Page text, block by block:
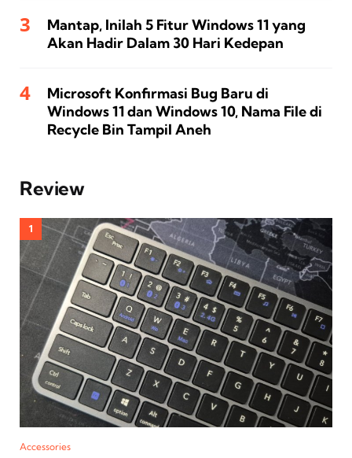
Mantap, Inilah 5 Fitur Windows 11 yang
Akan Hadir Dalam 30 Hari Kedepan
Microsoft Konfirmasi Bug Baru di
Windows 11 dan Windows 10, Nama File di
Recycle Bin Tampil Aneh
Review
Accessories